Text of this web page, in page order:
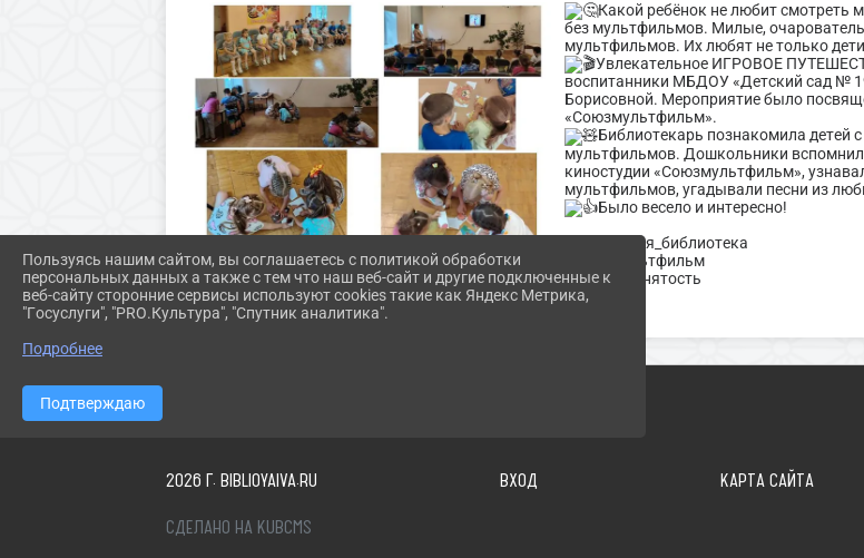
Какой ребёнок не любит смотреть
без мультфильмов. Милые,
мультфильмов. Их любят не только
Увлекательное ИГРОВОЕ
воспитанники МБДОУ «Детский сад №
Борисовной. Мероприятие было
«Союзмультфильм».
Библиотекарь познакомила детей
мультфильмов. Дошкольники
киностудии «Союзмультфильм»,
мультфильмов, угадывали песни из
Было весело и интересно!
#Яйвинская_библиотека
#союзмультфильм
#летняязанятость
2026 Г. BIBLIOYAIVA.RU ВХОД КАРТА САЙТА
СДЕЛАНО НА KUBCMS
Пользуясь нашим сайтом, вы соглашаетесь с политикой обработки
персональных данных а также с тем что наш веб-сайт и другие подключенные к
веб-сайту сторонние сервисы используют cookies такие как Яндекс Метрика,
"Госуслуги", "PRO.Культура", "Спутник аналитика".
Подробнее
Подтверждаю